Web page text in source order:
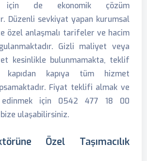
için de ekonomik çözüm
Düzenli sevkiyat yapan kurumsal
özel anlaşmalı tarifeler ve hacim
Gizli maliyet veya
kesinlikle bulunmamakta, teklif
kapıya tüm hizmet
Fiyat teklifi almak ve
için 0542 477 18 00
ulaşabilirsiniz.
Özel Taşımacılık